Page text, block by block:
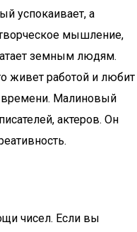
успокаивает, а
мышление,
земным людям.
живет работой и любит
времени. Малиновый
актеров. Он
чисел. Если вы